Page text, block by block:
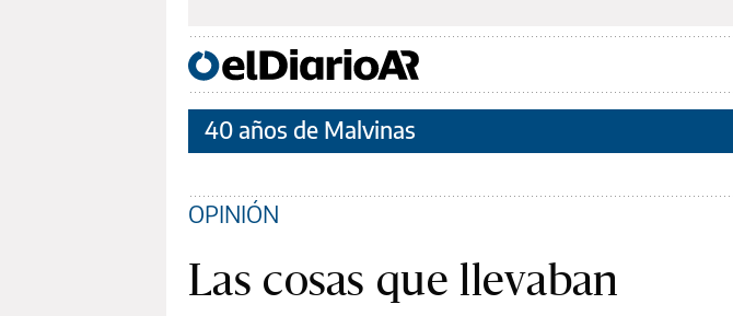
40 años de Malvinas
OPINIÓN
Las cosas que llevaban